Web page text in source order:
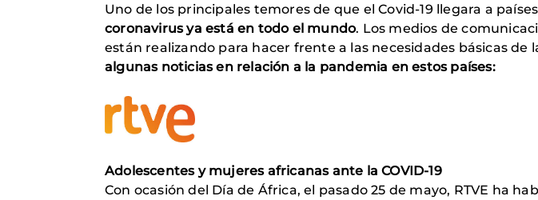
Uno de los principales temores de que el Covid-19 llegara a
coronavirus ya está en todo el mundo. Los medios de
están realizando para hacer frente a las necesidades básicas de
algunas noticias en relación a la pandemia en estos países:
Adolescentes y mujeres africanas ante la COVID-19
Con ocasión del Día de África, el pasado 25 de mayo, RTVE ha